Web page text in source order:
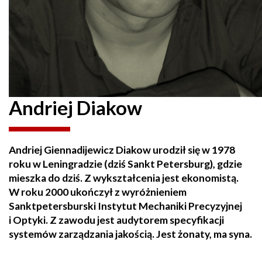
Andriej Diakow
Andriej Giennadijewicz Diakow urodził się w 1978
roku w Leningradzie (dziś Sankt Petersburg), gdzie
mieszka do dziś. Z wykształcenia jest ekonomistą.
W roku 2000 ukończył z wyróżnieniem
Sanktpetersburski Instytut Mechaniki Precyzyjnej
i Optyki. Z zawodu jest audytorem specyfikacji
systemów zarządzania jakością. Jest żonaty, ma syna.